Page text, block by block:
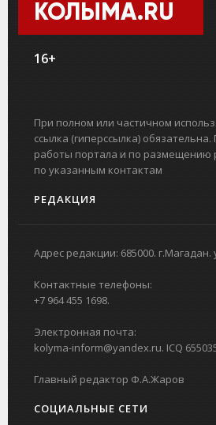
КОЛЫМА.RU
16+
При полном или частичном
ссылка (гиперссылка)
работы портала и по размещению
по указанным контактам
РЕДАКЦИЯ
Адрес редакции: 685000. г.Магадан.
Контактные телефоны:
+7 964 455 1698.
Электронная почта:
kolyma-inform@yandex.ru. ICQ
Главный редактор Ф.А.Жаров
СОЦИАЛЬНЫЕ СЕТИ